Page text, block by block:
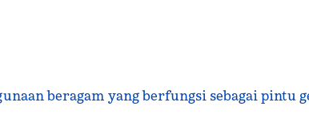
beragam yang berfungsi sebagai pintu